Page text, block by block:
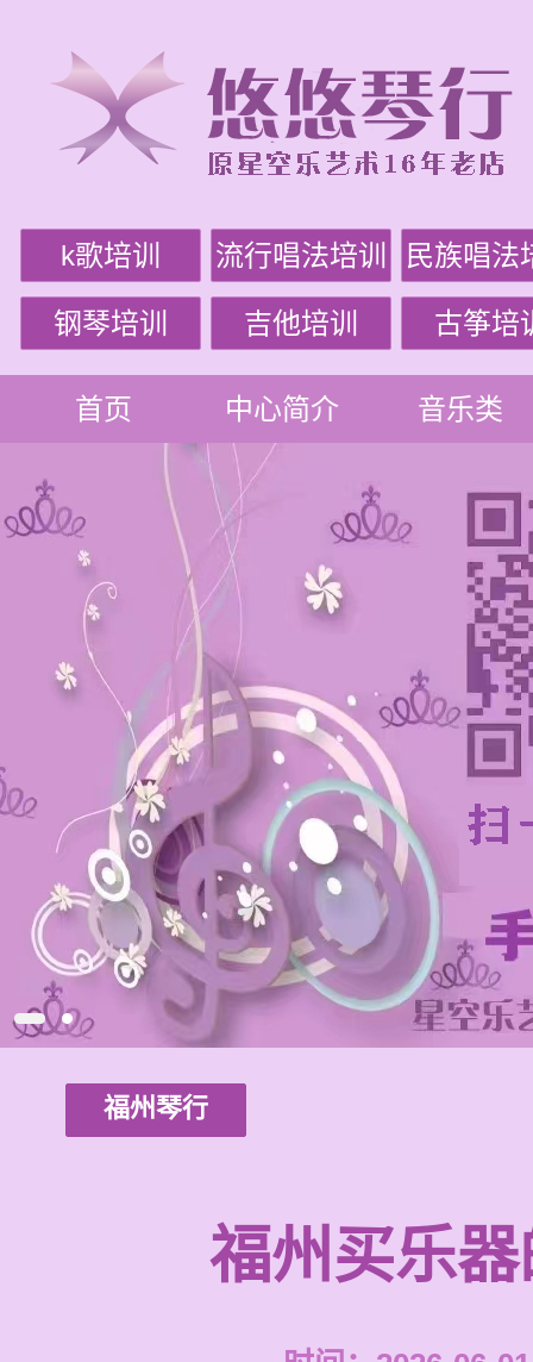
k歌培训 流行唱法培训 民族唱法
钢琴培训 吉他培训 古筝培
首页 中心简介 音乐类
福州琴行
福州买乐